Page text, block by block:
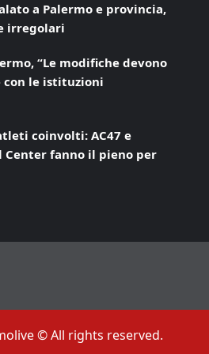
a Palermo e provincia,
irregolari
“Le modifiche devono
con le istituzioni
coinvolti: AC47 e
fanno il pieno per
© All rights reserved.